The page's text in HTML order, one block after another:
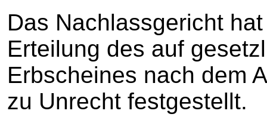
Das Nachlassgericht
Erteilung des auf
Erbscheines nach dem
zu Unrecht festgestellt.